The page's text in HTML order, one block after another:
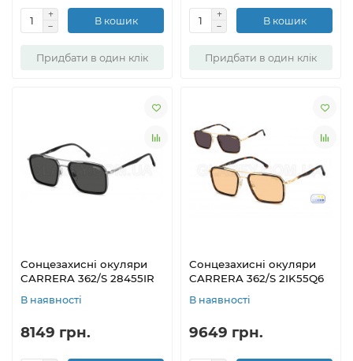
В кошик
Придбати в один клік
В кошик
Придбати в один клік
Сонцезахисні окуляри
CARRERA 362/S 28455IR
В наявності
8149 грн.
Сонцезахисні окуляри
CARRERA 362/S 2IK55Q6
В наявності
9649 грн.